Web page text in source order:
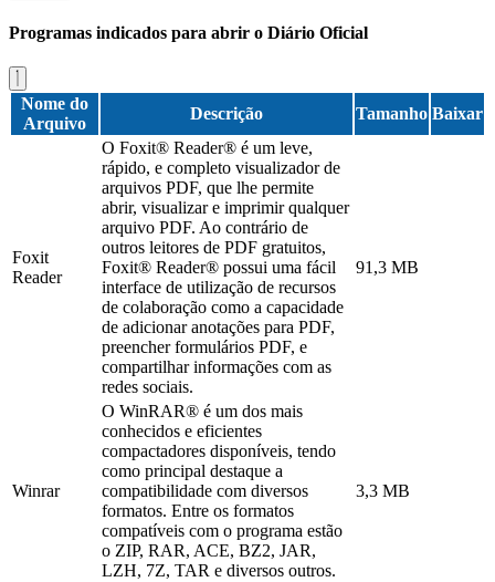
Programas indicados para abrir o Diário Oficial
Nome do
Arquivo
Descrição Tamanho Baixar
Foxit
Reader
O Foxit® Reader® é um leve,
rápido, e completo visualizador de
arquivos PDF, que lhe permite
abrir, visualizar e imprimir qualquer
arquivo PDF. Ao contrário de
outros leitores de PDF gratuitos,
Foxit® Reader® possui uma fácil
interface de utilização de recursos
de colaboração como a capacidade
de adicionar anotações para PDF,
preencher formulários PDF, e
compartilhar informações com as
redes sociais.
91,3 MB
Winrar
O WinRAR® é um dos mais
conhecidos e eficientes
compactadores disponíveis, tendo
como principal destaque a
compatibilidade com diversos
formatos. Entre os formatos
compatíveis com o programa estão
o ZIP, RAR, ACE, BZ2, JAR,
LZH, 7Z, TAR e diversos outros.
3,3 MB